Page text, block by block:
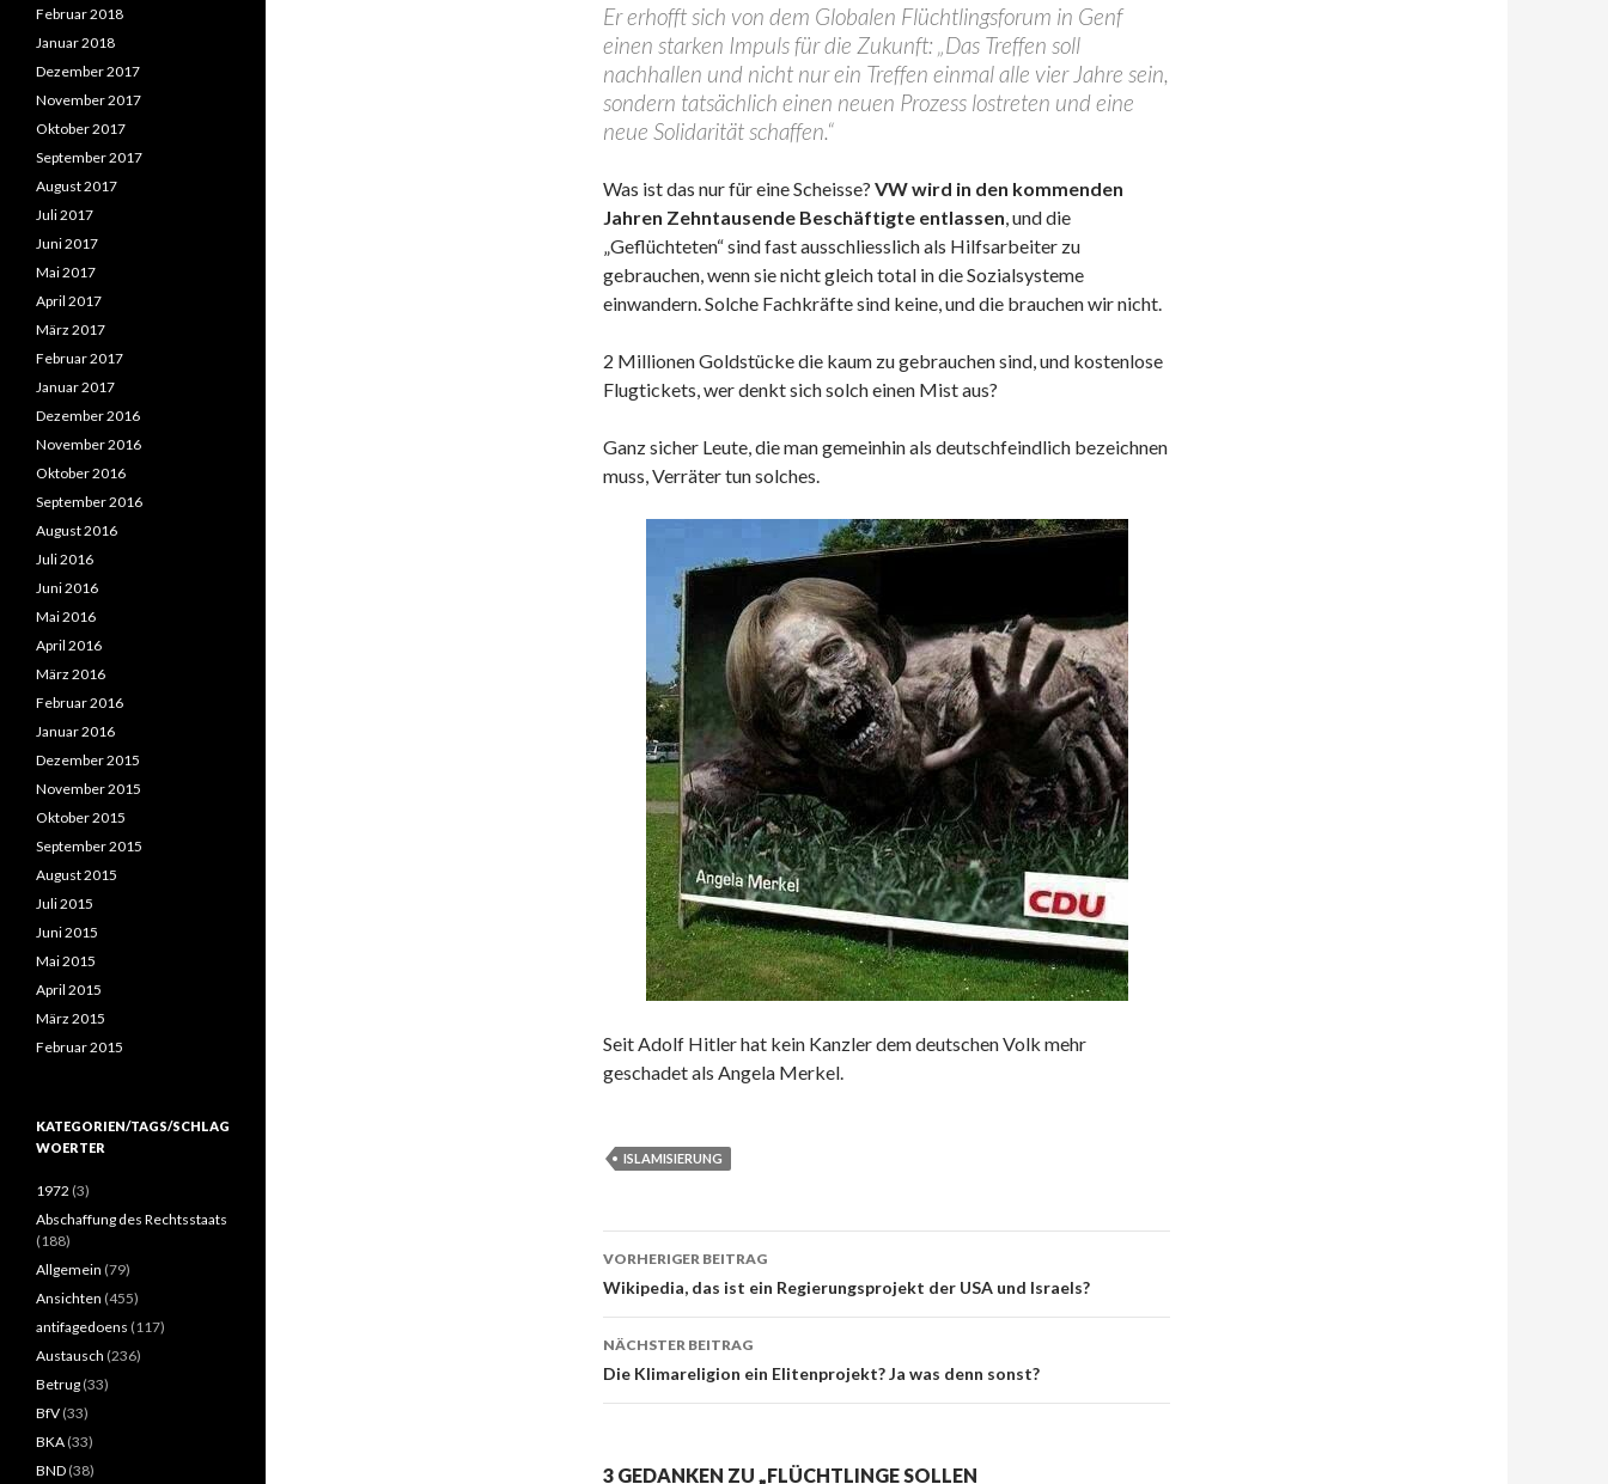
Er erhofft sich von dem Globalen Flüchtlingsforum in Genf
einen starken Impuls für die Zukunft: „Das Treffen soll
nachhallen und nicht nur ein Treffen einmal alle vier Jahre sein,
sondern tatsächlich einen neuen Prozess lostreten und eine
neue Solidarität schaffen.“
Was ist das nur für eine Scheisse? VW wird in den kommenden
Jahren Zehntausende Beschäftigte entlassen , und die
„Geflüchteten“ sind fast ausschliesslich als Hilfsarbeiter zu
gebrauchen, wenn sie nicht gleich total in die Sozialsysteme
einwandern. Solche Fachkräfte sind keine, und die brauchen wir nicht.
2 Millionen Goldstücke die kaum zu gebrauchen sind, und kostenlose
Flugtickets, wer denkt sich solch einen Mist aus?
Ganz sicher Leute, die man gemeinhin als deutschfeindlich bezeichnen
muss, Verräter tun solches.
Seit Adolf Hitler hat kein Kanzler dem deutschen Volk mehr
geschadet als Angela Merkel.
ISLAMISIERUNG
Beitrags-
Navigation
VORHERIGER BEITRAG
Wikipedia, das ist ein Regierungsprojekt der USA und Israels?
NÄCHSTER BEITRAG
Die Klimareligion ein Elitenprojekt? Ja was denn sonst?
3 GEDANKEN ZU „FLÜCHTLINGE SOLLEN
Februar 2018
Januar 2018
Dezember 2017
November 2017
Oktober 2017
September 2017
August 2017
Juli 2017
Juni 2017
Mai 2017
April 2017
März 2017
Februar 2017
Januar 2017
Dezember 2016
November 2016
Oktober 2016
September 2016
August 2016
Juli 2016
Juni 2016
Mai 2016
April 2016
März 2016
Februar 2016
Januar 2016
Dezember 2015
November 2015
Oktober 2015
September 2015
August 2015
Juli 2015
Juni 2015
Mai 2015
April 2015
März 2015
Februar 2015
KATEGORIEN/TAGS/SCHLAG
WOERTER
1972 (3)
Abschaffung des Rechtsstaats
(188)
Allgemein (79)
Ansichten (455)
antifagedoens (117)
Austausch (236)
Betrug (33)
BfV (33)
BKA (33)
BND (38)